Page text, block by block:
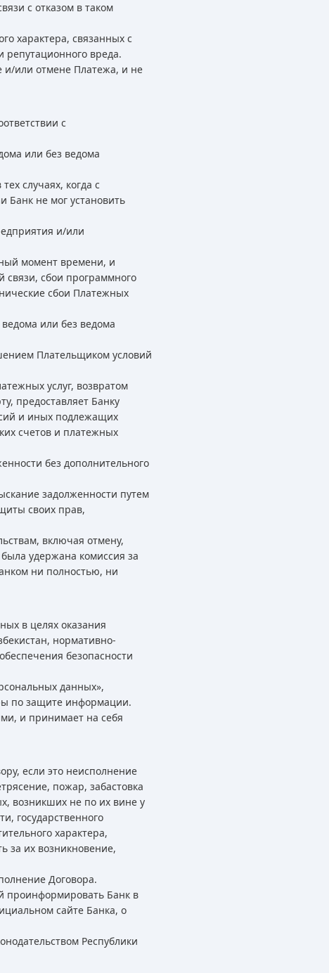
с отказом в таком
характера, связанных с
вреда.
и/или отмене Платежа, и не
с
или без ведома
случаях, когда с
Банк не мог установить
и/или
момент времени, и
связи, сбои программного
сбои Платежных
или без ведома
Плательщиком условий
услуг, возвратом
предоставляет Банку
и иных подлежащих
счетов и платежных
без дополнительного
задолженности путем
своих прав,
включая отмену,
удержана комиссия за
ни полностью, ни
в целях оказания
нормативно-
безопасности
данных»,
по защите информации.
и принимает на себя
если это неисполнение
пожар, забастовка
возникших не по их вине у
государственного
характера,
за их возникновение,
Договора.
проинформировать Банк в
сайте Банка, о
Республики